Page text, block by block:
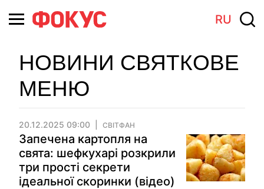
RU
НОВИНИ СВЯТКОВЕ
МЕНЮ
20.12.2025 09:00 СВІТФАН
Запечена картопля на
свята: шефкухарі розкрили
три прості секрети
ідеальної скоринки (відео)